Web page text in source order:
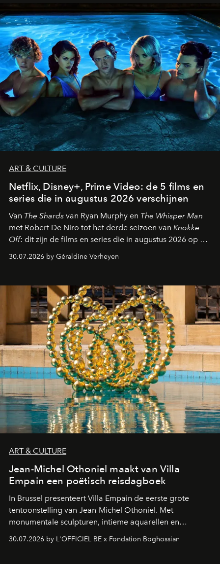
ART & CULTURE
Netflix, Disney+, Prime Video: de 5 films en
series die in augustus 2026 verschijnen
Van The Shards van Ryan Murphy en The Whisper Man
met Robert De Niro tot het derde seizoen van Knokke
Off: dit zijn de films en series die in augustus 2026 op de
streamingplatformen verschijnen.
30.07.2026 by Géraldine Verheyen
ART & CULTURE
Jean-Michel Othoniel maakt van Villa
Empain een poëtisch reisdagboek
In Brussel presenteert Villa Empain de eerste grote
tentoonstelling van Jean-Michel Othoniel. Met
monumentale sculpturen, intieme aquarellen en
fonkelend Murano-glas creëert de Franse kunstenaar
een emotionele reis waarin elk werk de herinnering
30.07.2026 by L'OFFICIEL BE x Fondation Boghossian